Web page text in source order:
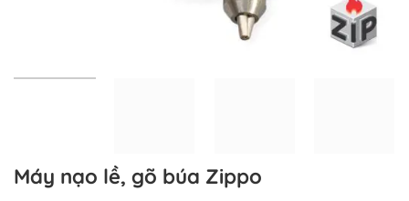
Máy nạo lề, gõ búa Zippo